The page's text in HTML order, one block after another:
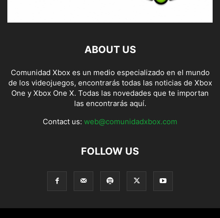
ABOUT US
Comunidad Xbox es un medio especializado en el mundo
de los videojuegos, encontrarás todas las noticias de Xbox
One y Xbox One X. Todas las novedades que te importan
las encontrarás aquí.
Contact us: web@comunidadxbox.com
FOLLOW US